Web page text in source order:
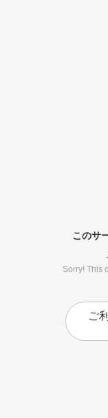
このサ
Sorry! This
ご